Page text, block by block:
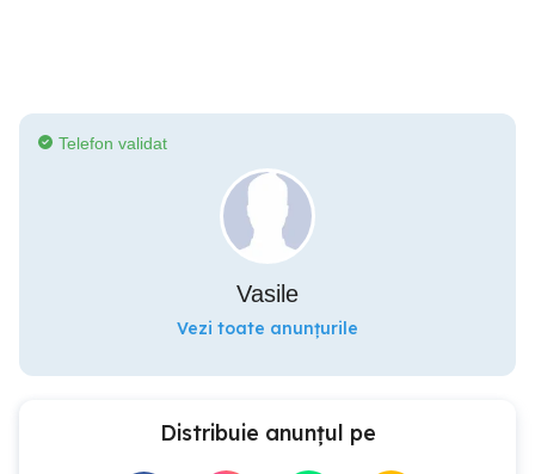
Telefon validat
Vasile
Vezi toate anunțurile
Distribuie anunțul pe